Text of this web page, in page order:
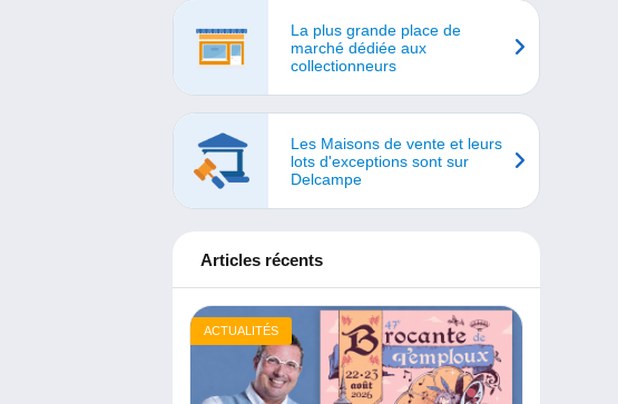
La plus grande place de
marché dédiée aux
collectionneurs
Les Maisons de vente et leurs
lots d'exceptions sont sur
Delcampe
Articles récents
ACTUALITÉS